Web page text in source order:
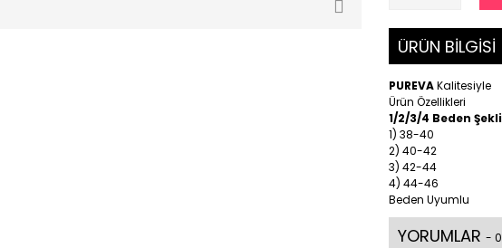
ÜRÜN BİLGİSİ
PUREVAKalitesiyle
Ürün Özellikleri
1/2/3/4 Beden
1) 38-40
2) 40-42
3) 42-44
4) 44-46
Beden Uyumlu
YORUMLAR -